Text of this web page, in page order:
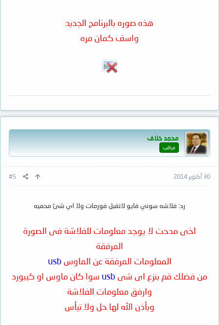
هذه صوره بالبرنامج الجديد
واسف كمان مره
محمد خلاف
مراقب
30 أكتوبر 2014 #5
رد: فلاشه سوني فايو لاتقبل فورمات ولا اي شئ محميه
اخى مدحت لا يوجد معلومات للفلاشة فى الصورة
المرفقة
المعلومات المرفقة عن الماوس usb
من فضلك قم بنزع اى شى usb سوا كان ماوس او كيبورد
وارفق معلومات الفلاشة
وبأذن الله لها حل ولا تيأس